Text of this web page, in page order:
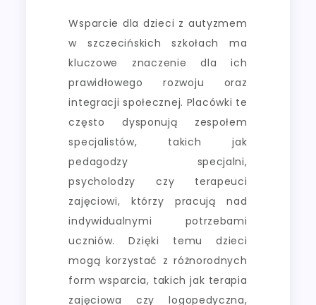
Wsparcie dla dzieci z autyzmem
w szczecińskich szkołach ma
kluczowe znaczenie dla ich
prawidłowego rozwoju oraz
integracji społecznej. Placówki te
często dysponują zespołem
specjalistów, takich jak
pedagodzy specjalni,
psycholodzy czy terapeuci
zajęciowi, którzy pracują nad
indywidualnymi potrzebami
uczniów. Dzięki temu dzieci
mogą korzystać z różnorodnych
form wsparcia, takich jak terapia
zajęciowa czy logopedyczna,